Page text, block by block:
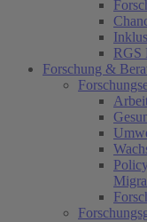
RGS
Forschung &